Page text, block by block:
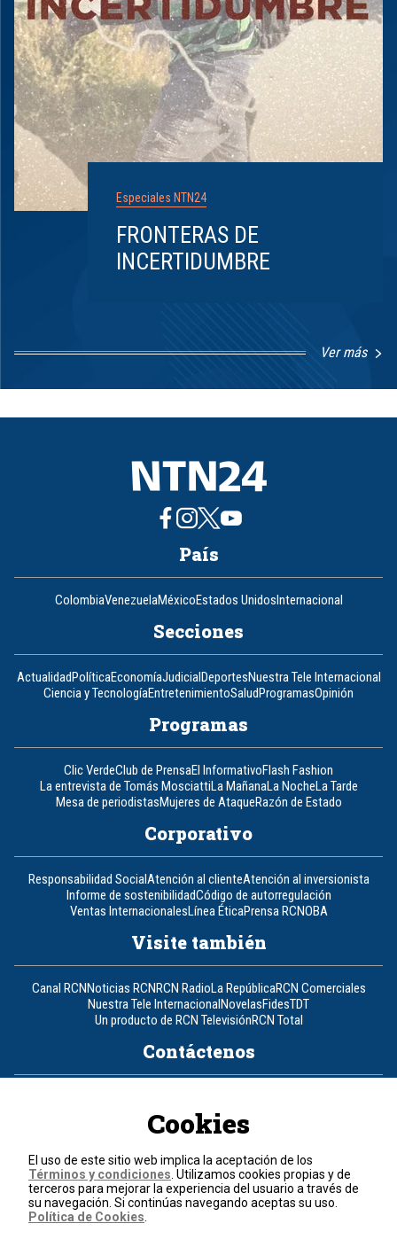
Especiales NTN24
FRONTERAS DE
INCERTIDUMBRE
Ver más
1
8
País
ColombiaVenezuelaMéxicoEstados UnidosInternacional
Secciones
ActualidadPolíticaEconomíaJudicialDeportesNuestra Tele Internacional
Ciencia y TecnologíaEntretenimientoSaludProgramasOpinión
Programas
Clic VerdeClub de PrensaEl InformativoFlash Fashion
La entrevista de Tomás MosciattiLa MañanaLa NocheLa Tarde
Mesa de periodistasMujeres de AtaqueRazón de Estado
Corporativo
Responsabilidad SocialAtención al clienteAtención al inversionista
Informe de sostenibilidadCódigo de autorregulación
Ventas InternacionalesLínea ÉticaPrensa RCNOBA
Visite también
Canal RCNNoticias RCNRCN RadioLa RepúblicaRCN Comerciales
Nuestra Tele InternacionalNovelasFidesTDT
Un producto de RCN TelevisiónRCN Total
Contáctenos
Política de cookies
Términos y condiciones
© 2026, RCN Medios.
Todos los derechos reservados.
Cookies
El uso de este sitio web implica la aceptación de los
Términos y condiciones . Utilizamos cookies propias y de
terceros para mejorar la experiencia del usuario a través de
su navegación. Si continúas navegando aceptas su uso.
Política de Cookies